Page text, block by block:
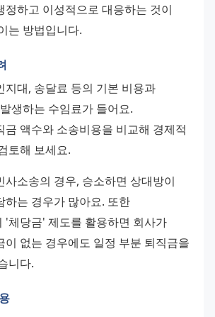
정하고 이성적으로 대응하는 것이
는 방법입니다.
지대, 송달료 등의 기본 비용과
생하는 수임료가 들어요.
금 액수와 소송비용을 비교해 경제적
토해 보세요.
사소송의 경우, 승소하면 상대방이
하는 경우가 많아요. 또한
'체당금' 제도를 활용하면 회사가
이 없는 경우에도 일정 부분 퇴직금을
니다.